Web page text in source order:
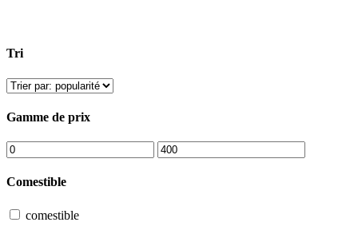
Tri
Gamme de prix
Comestible
comestible